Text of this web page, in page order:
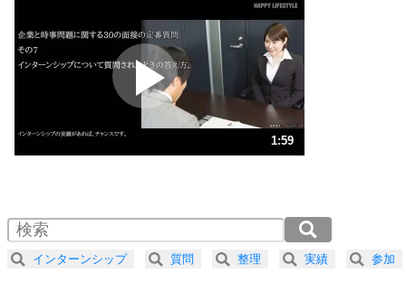
いらいらしない人になる30の方法
プラス思考
ポジティブになれない原因は、行動しないから。
ポジティブ思考になる30の方法
人生、なんとかなるもの。
気楽に生きる30の方法
4 器の大きい人は、怒りを優しさで表現する。
プラス思考
1:59
2.0倍速 （235KB 59秒）
2.5倍速 （188KB 47秒）
3.0倍速 （157KB 39秒）
インターンシップ 質問 整理 実績 参加